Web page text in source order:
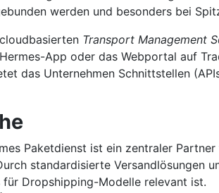
werden und besonders bei
Transport Management
App oder das Webportal auf
das Unternehmen Schnittstellen
Paketdienst ist ein zentraler
standardisierte Versandlösungen
für Dropshipping-Modelle relevant ist.